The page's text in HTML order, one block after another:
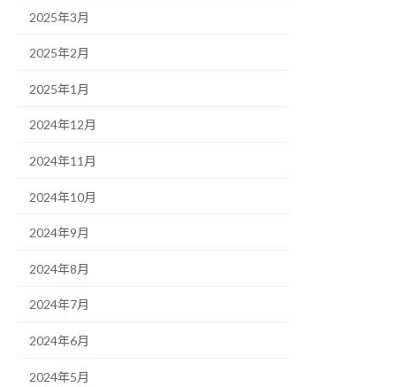
2025年3月
2025年2月
2025年1月
2024年12月
2024年11月
2024年10月
2024年9月
2024年8月
2024年7月
2024年6月
2024年5月